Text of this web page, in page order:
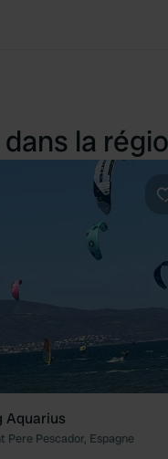
la
Aquarius
Pere Pescador, Espagne